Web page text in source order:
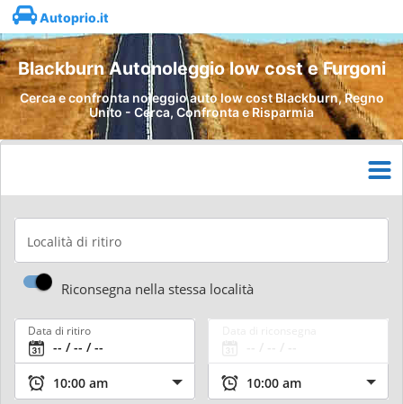
Autoprio.it
Blackburn Autonoleggio low cost e Furgoni
Cerca e confronta noleggio auto low cost Blackburn, Regno
Unito - Cerca, Confronta e Risparmia
Località di ritiro
Riconsegna nella stessa località
Data di ritiro